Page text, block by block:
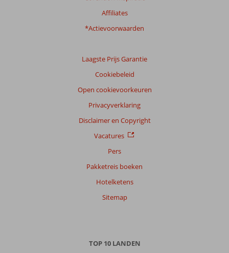
Affiliates
*Actievoorwaarden
Laagste Prijs Garantie
Cookiebeleid
Open cookievoorkeuren
Privacyverklaring
Disclaimer en Copyright
Vacatures
Pers
Pakketreis boeken
Hotelketens
Sitemap
TOP 10 LANDEN